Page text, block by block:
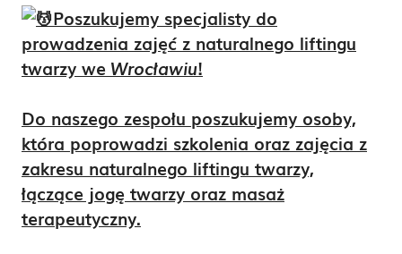
Poszukujemy specjalisty do
prowadzenia zajęć z naturalnego liftingu
twarzy we Wrocławiu!
Do naszego zespołu poszukujemy osoby,
która poprowadzi szkolenia oraz zajęcia z
zakresu naturalnego liftingu twarzy,
łączące jogę twarzy oraz masaż
terapeutyczny.